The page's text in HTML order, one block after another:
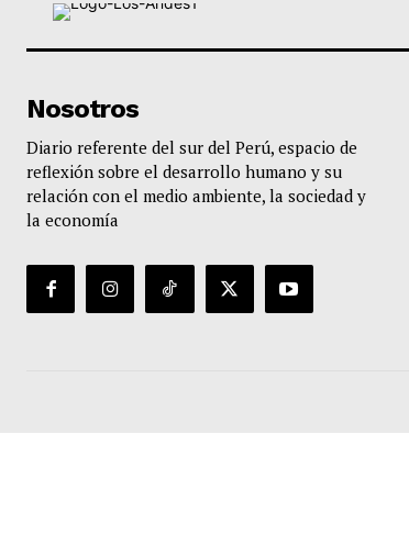
Nosotros
Diario referente del sur del Perú, espacio de
reflexión sobre el desarrollo humano y su
relación con el medio ambiente, la sociedad y
la economía